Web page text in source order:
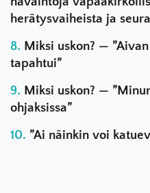
herätysvaiheista ja
Miksi uskon? —
tapahtui”
Miksi uskon? —
ohjaksissa”
”Ai näinkin voi